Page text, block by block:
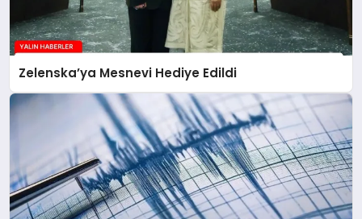
Zelenska’ya Mesnevi Hediye Edildi